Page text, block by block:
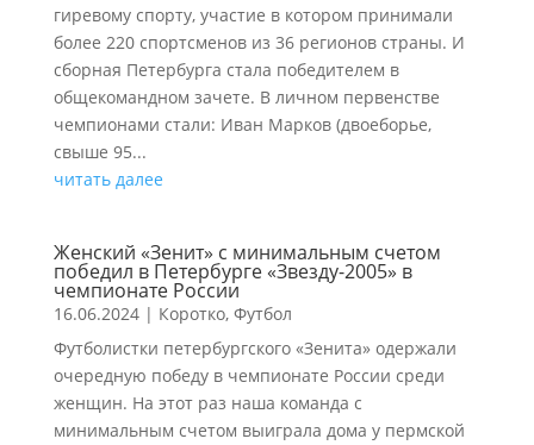
гиревому спорту, участие в котором принимали
более 220 спортсменов из 36 регионов страны. И
сборная Петербурга стала победителем в
общекомандном зачете. В личном первенстве
чемпионами стали: Иван Марков (двоеборье,
свыше 95...
читать далее
Женский «Зенит» с минимальным счетом
победил в Петербурге «Звезду-2005» в
чемпионате России
16.06.2024| Коротко, Футбол
Футболистки петербургского «Зенита» одержали
очередную победу в чемпионате России среди
женщин. На этот раз наша команда с
минимальным счетом выиграла дома у пермской